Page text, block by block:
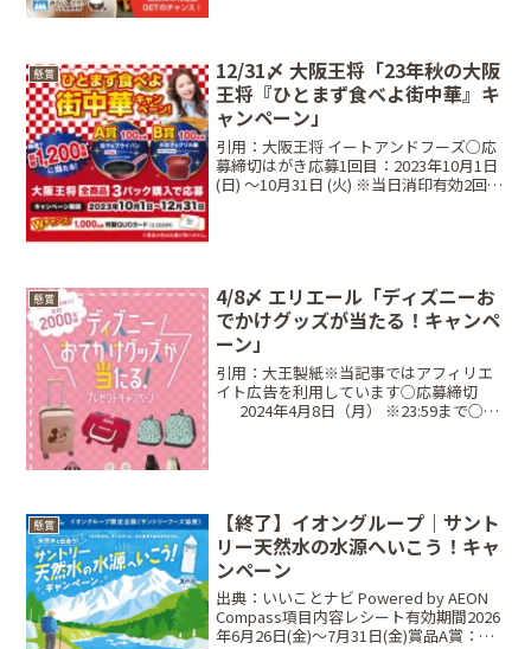
懸賞
12/31〆 大阪王将「23年秋の大阪
王将『ひとまず食べよ街中華』キ
ャンペーン」
引用：大阪王将 イートアンドフーズ○応
募締切はがき応募1回目：2023年10月1日
(日) 〜10月31日 (火) ※当日消印有効2回
懸賞
4/8〆 エリエール「ディズニーお
でかけグッズが当たる！キャンペ
ーン」
引用：大王製紙※当記事ではアフィリエ
イト広告を利用しています○応募締切
⠀⠀2024年4月8日（月） ※23:59まで○レ
懸賞
【終了】イオングループ｜サント
リー天然水の水源へいこう！キャ
ンペーン
出典：いいことナビ Powered by AEON
Compass項目内容レシート有効期間2026
年6月26日(金)～7月31日(金)賞品A賞：水